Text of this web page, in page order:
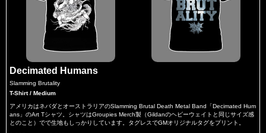
Decimated Humans
Slamming Brutality
T-Shirt / Medium
アメリカはネバダとオーストラリアのSlamming Brutal Death Metal Band「Decimated Hum
ans」のArt Tシャツ。シャツはGroupies Merch製（Gildanのヘビーウェイトと同じサイズ感
とのこと）でで生地もしっかりしています。タグレスでGMオリジナルタグをプリント。